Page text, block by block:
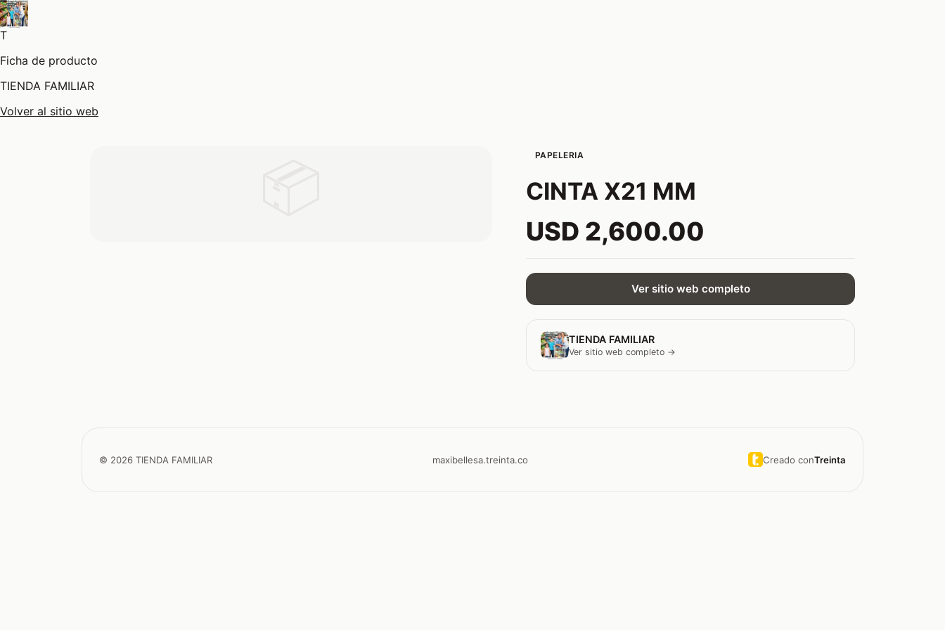
T
Ficha de producto
TIENDA FAMILIAR
Volver al sitio web
PAPELERIA
CINTA X21 MM
USD 2,600.00
Ver sitio web completo
TIENDA FAMILIAR
Ver sitio web completo →
© 2026 TIENDA FAMILIAR maxibellesa.treinta.co Creado conTreinta